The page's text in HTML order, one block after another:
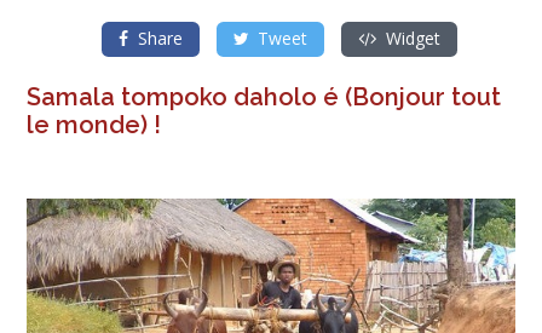
Share Tweet Widget
Samala tompoko daholo é (Bonjour tout
le monde) !